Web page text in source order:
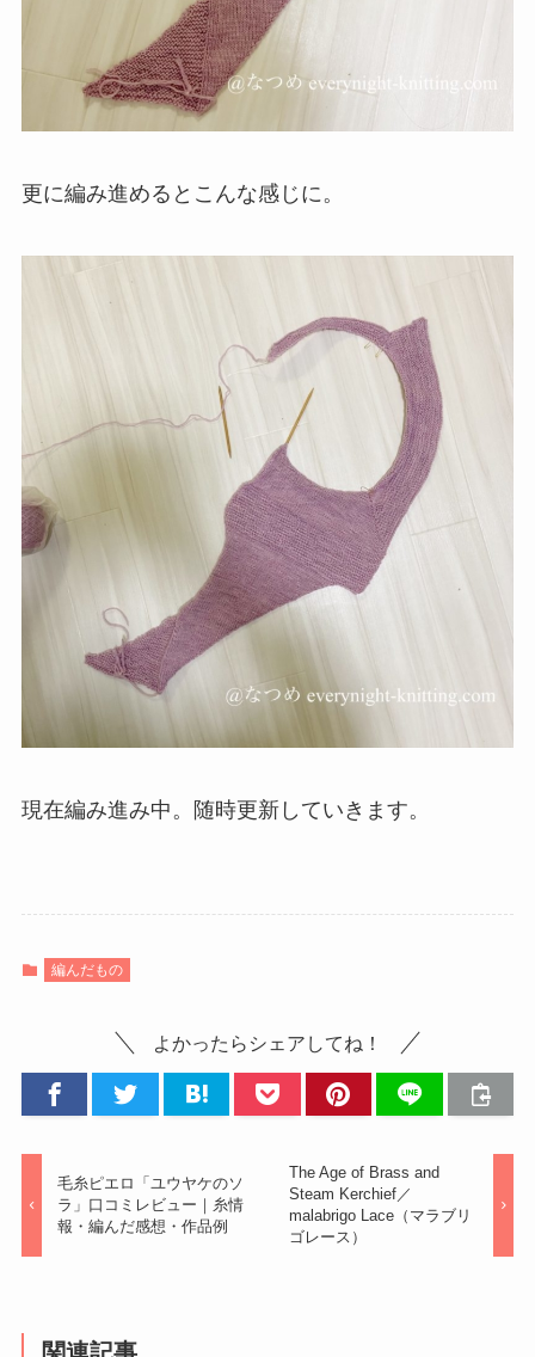
更に編み進めるとこんな感じに。
現在編み進み中。随時更新していきます。
編んだもの
よかったらシェアしてね！
毛糸ピエロ「ユウヤケのソ
ラ」口コミレビュー｜糸情
報・編んだ感想・作品例
The Age of Brass and
Steam Kerchief／
malabrigo Lace（マラブリ
ゴレース）